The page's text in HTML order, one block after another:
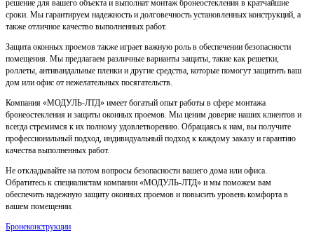
решение для вашего объекта и выполнат монтаж бронеостекления в кратчайшие
сроки. Мы гарантируем надежность и долговечность установленных конструкций, а
также отличное качество выполненных работ.
Защита оконных проемов также играет важную роль в обеспечении безопасности
помещения. Мы предлагаем различные варианты защиты, такие как решетки,
роллеты, антивандальные пленки и другие средства, которые помогут защитить ваш
дом или офис от нежелательных посягательств.
Компания «МОДУЛЬ-ЛТД» имеет богатый опыт работы в сфере монтажа
бронеостекления и защиты оконных проемов. Мы ценим доверие наших клиентов и
всегда стремимся к их полному удовлетворению. Обращаясь к нам, вы получите
профессиональный подход, индивидуальный подход к каждому заказу и гарантию
качества выполненных работ.
Не откладывайте на потом вопросы безопасности вашего дома или офиса.
Обратитесь к специалистам компании «МОДУЛЬ-ЛТД» и мы поможем вам
обеспечить надежную защиту оконных проемов и повысить уровень комфорта в
вашем помещении.
Бронеконструкции